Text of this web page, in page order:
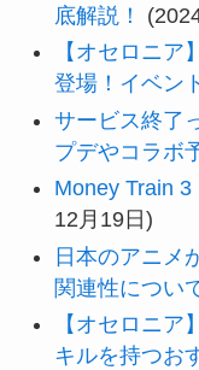
底解説！
【オセロニア
登場！イベン
サービス終了
プデやコラボ
Money Train
12月19日)
日本のアニメ
関連性につい
【オセロニ
キルを持つお